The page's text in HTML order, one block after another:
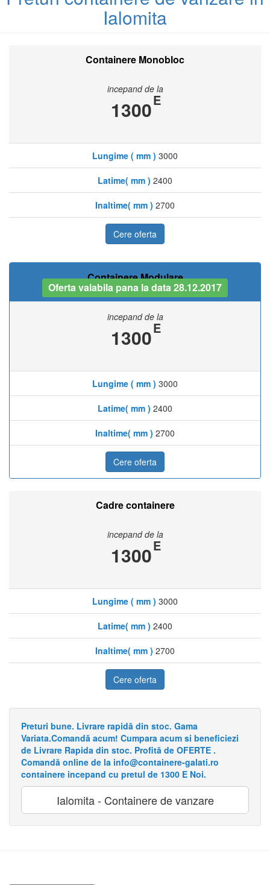
Ialomita
Containere Monobloc
incepand de la
1300E
Lungime ( mm ) 3000
Latime( mm ) 2400
Inaltime( mm ) 2700
Cere oferta
Containere Modulare
Oferta valabila pana la data 28.12.2017
incepand de la
1300E
Lungime ( mm ) 3000
Latime( mm ) 2400
Inaltime( mm ) 2700
Cere oferta
Cadre containere
incepand de la
1300E
Lungime ( mm ) 3000
Latime( mm ) 2400
Inaltime( mm ) 2700
Cere oferta
Preturi bune. Livrare rapidă din stoc. Gama
Variata.Comandă acum! Cumpara acum si beneficiezi
de Livrare Rapida din stoc. Profită de OFERTE .
Comandă online de la info@containere-galati.ro
containere incepand cu pretul de 1300 E Noi.
Ialomita - Containere de vanzare